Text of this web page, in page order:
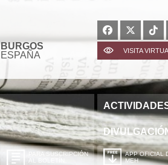
BURGOS
ESPAÑA
VISITA
PARA SUSCRIPCIÓN
AL BOLETÍN
APP OFICIAL
MEH